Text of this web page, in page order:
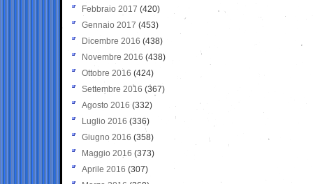
Febbraio 2017 (420)
Gennaio 2017 (453)
Dicembre 2016 (438)
Novembre 2016 (438)
Ottobre 2016 (424)
Settembre 2016 (367)
Agosto 2016 (332)
Luglio 2016 (336)
Giugno 2016 (358)
Maggio 2016 (373)
Aprile 2016 (307)